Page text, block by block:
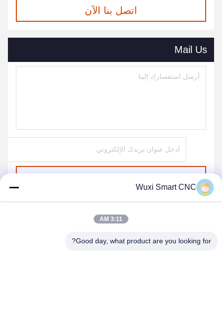
اتصل بنا الآن
Mail Us
Wuxi Smart CNC
3:11 AM
Good day, what product are you looking for?